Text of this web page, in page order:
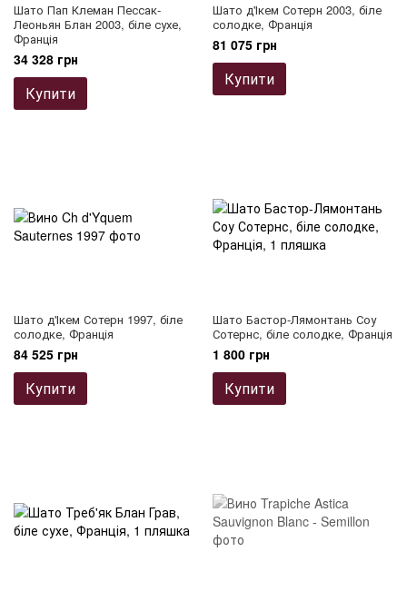
Шато Пап Клеман Пессак-
Леоньян Блан 2003, біле сухе,
Франція
34 328 грн
Купити
Шато д'Ікем Сотерн 2003, біле
солодке, Франція
81 075 грн
Купити
Шато д'Ікем Сотерн 1997, біле
солодке, Франція
84 525 грн
Купити
Шато Бастор-Лямонтань Соу
Сотернс, біле солодке, Франція
1 800 грн
Купити